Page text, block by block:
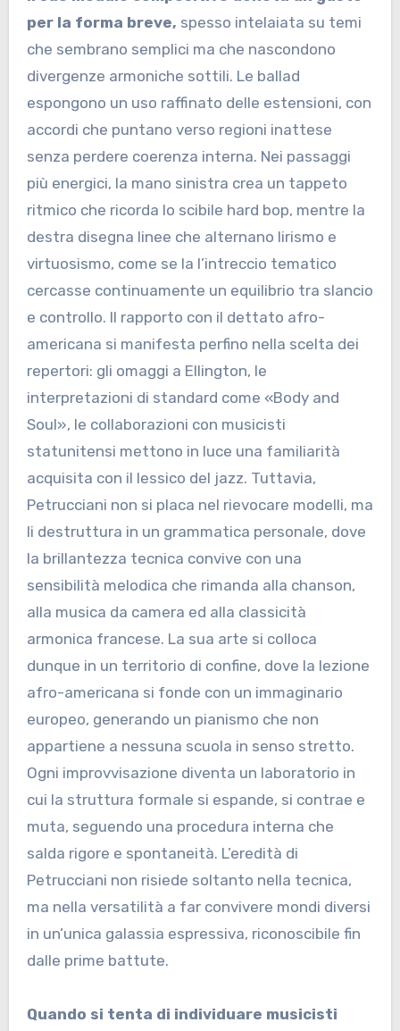
per la forma breve, spesso intelaiata su temi
che sembrano semplici ma che nascondono
divergenze armoniche sottili. Le ballad
espongono un uso raffinato delle estensioni, con
accordi che puntano verso regioni inattese
senza perdere coerenza interna. Nei passaggi
più energici, la mano sinistra crea un tappeto
ritmico che ricorda lo scibile hard bop, mentre la
destra disegna linee che alternano lirismo e
virtuosismo, come se la l’intreccio tematico
cercasse continuamente un equilibrio tra slancio
e controllo. Il rapporto con il dettato afro-
americana si manifesta perfino nella scelta dei
repertori: gli omaggi a Ellington, le
interpretazioni di standard come «Body and
Soul», le collaborazioni con musicisti
statunitensi mettono in luce una familiarità
acquisita con il lessico del jazz. Tuttavia,
Petrucciani non si placa nel rievocare modelli, ma
li destruttura in un grammatica personale, dove
la brillantezza tecnica convive con una
sensibilità melodica che rimanda alla chanson,
alla musica da camera ed alla classicità
armonica francese. La sua arte si colloca
dunque in un territorio di confine, dove la lezione
afro-americana si fonde con un immaginario
europeo, generando un pianismo che non
appartiene a nessuna scuola in senso stretto.
Ogni improvvisazione diventa un laboratorio in
cui la struttura formale si espande, si contrae e
muta, seguendo una procedura interna che
salda rigore e spontaneità. L’eredità di
Petrucciani non risiede soltanto nella tecnica,
ma nella versatilità a far convivere mondi diversi
in un’unica galassia espressiva, riconoscibile fin
dalle prime battute.
Quando si tenta di individuare musicisti